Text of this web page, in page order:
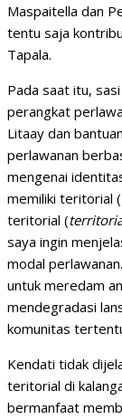
Maspaitella dan
tentu saja
Tapala.
Pada saat itu,
perangkat
Litaay dan
perlawanan
mengenai
memiliki teritorial (
teritorial (
saya ingin
modal
untuk meredam
mendegradasi
komunitas
Kendati tidak
teritorial di
bermanfaat